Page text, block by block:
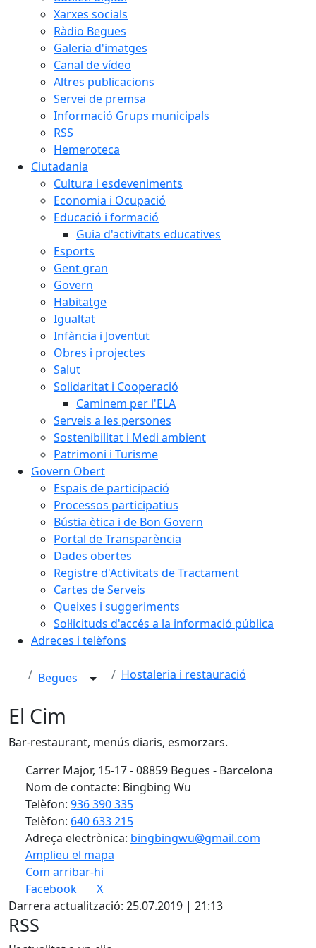
Xarxes socials
Ràdio Begues
Galeria d'imatges
Canal de vídeo
Altres publicacions
Servei de premsa
Informació Grups municipals
RSS
Hemeroteca
Ciutadania
Cultura i esdeveniments
Economia i Ocupació
Educació i formació
Guia d'activitats educatives
Esports
Gent gran
Govern
Habitatge
Igualtat
Infància i Joventut
Obres i projectes
Salut
Solidaritat i Cooperació
Caminem per l'ELA
Serveis a les persones
Sostenibilitat i Medi ambient
Patrimoni i Turisme
Govern Obert
Espais de participació
Processos participatius
Bústia ètica i de Bon Govern
Portal de Transparència
Dades obertes
Registre d'Activitats de Tractament
Cartes de Serveis
Queixes i suggeriments
Sol·licituds d'accés a la informació pública
Adreces i telèfons
Begues Hostaleria i restauració
El Cim
Bar-restaurant, menús diaris, esmorzars.
Carrer Major, 15-17 - 08859 Begues - Barcelona
Nom de contacte: Bingbing Wu
Telèfon: 936 390 335
Telèfon: 640 633 215
Adreça electrònica: bingbingwu@gmail.com
Amplieu el mapa
Com arribar-hi
+
−
Facebook
X
Darrera actualització: 25.07.2019 | 21:13
RSS